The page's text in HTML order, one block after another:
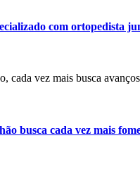
com ortopedista
cada vez mais busca
busca cada vez mais